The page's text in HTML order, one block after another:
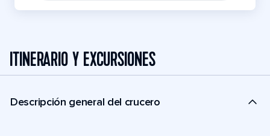
ITINERARIO Y EXCURSIONES
Descripción general del crucero